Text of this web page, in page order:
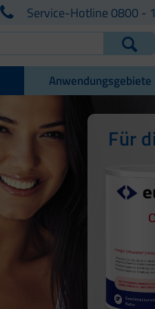
Service-Hotline 0800 -
Anwendungsgebiete
Für
Für